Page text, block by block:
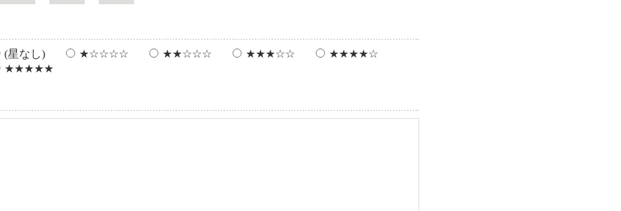
(星なし) ★☆☆☆☆ ★★☆☆☆ ★★★☆☆
★★★★☆
★★★★★